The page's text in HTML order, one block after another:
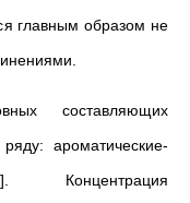
главным образом не
составляющих
ароматические-
] . Концентрация